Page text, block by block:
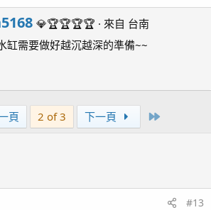
呆萌，這是我第一次養蝦虎，牠的表
像漫畫的那種笑，很可愛
平時都是趴著的，不會像其他魚是一
幾種顏色XD。 橘色、金黃色、黑
色～變色也有區域規律性～
橘色或金黃色——
色——
候是黑白花紋色，而且很鮮豔，似
開心——
💎🏆🏆🏆🏆 · 來自 台南
缸需要做好越沉越深的準備~~
頁 2 of 3 下一頁
#13